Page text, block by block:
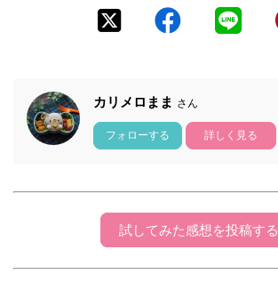
カリメロまま さん
フォローする 詳しく見る
試してみた感想を投稿する